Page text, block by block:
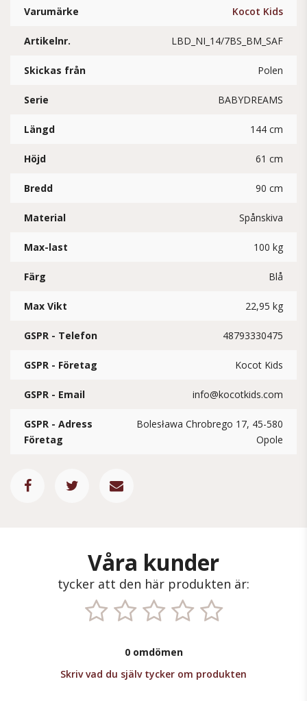
Varumärke Kocot Kids
Artikelnr. LBD_NI_14/7BS_BM_SAF
Skickas från Polen
Serie BABYDREAMS
Längd 144 cm
Höjd 61 cm
Bredd 90 cm
Material Spånskiva
Max-last 100 kg
Färg Blå
Max Vikt 22,95 kg
GSPR - Telefon 48793330475
GSPR - Företag Kocot Kids
GSPR - Email info@kocotkids.com
GSPR - Adress
Företag
Bolesława Chrobrego 17, 45-580
Opole
Våra kunder
tycker att den här produkten är:
0 omdömen
Skriv vad du själv tycker om produkten